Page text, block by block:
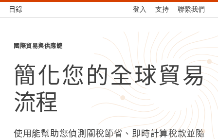
目錄 登入 支持 聯繫我們
國際貿易與供應鏈
簡化您的全球貿易
流程
使用能幫助您偵測關稅節省、即時計算稅款並隨